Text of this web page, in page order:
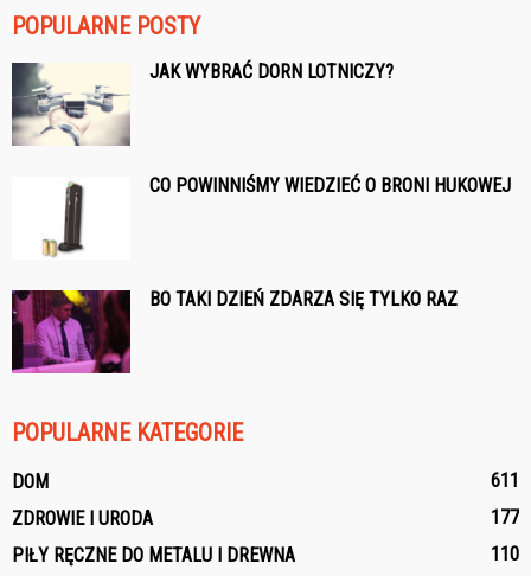
POPULARNE POSTY
JAK WYBRAĆ DORN LOTNICZY?
CO POWINNIŚMY WIEDZIEĆ O BRONI HUKOWEJ
BO TAKI DZIEŃ ZDARZA SIĘ TYLKO RAZ
POPULARNE KATEGORIE
DOM
611
ZDROWIE I URODA
177
PIŁY RĘCZNE DO METALU I DREWNA
110